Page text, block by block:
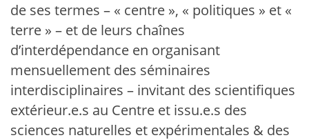
de ses termes – « centre », « politiques » et «
terre » – et de leurs chaînes
d’interdépendance en organisant
mensuellement des séminaires
interdisciplinaires – invitant des scientifiques
extérieur.e.s au Centre et issu.e.s des
sciences naturelles et expérimentales & des